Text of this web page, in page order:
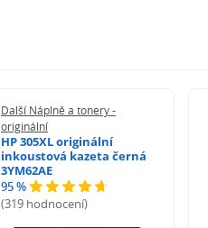
Další Náplně a tonery -
originální
HP 305XL originální
inkoustová kazeta černá
3YM62AE
95 %
(319 hodnocení)